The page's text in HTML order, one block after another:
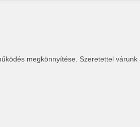
megkönnyítése. Szeretettel